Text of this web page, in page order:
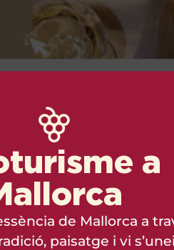
a
de Mallorca a
paisatge i vi